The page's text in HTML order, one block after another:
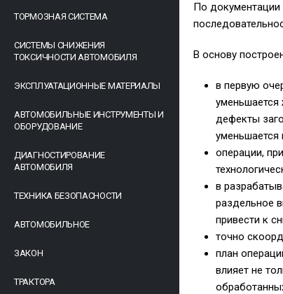
ТОРМОЗНАЯ СИСТЕМА
СИСТЕМЫ СНИЖЕНИЯ
ТОКСИЧНОСТИ АВТОМОБИЛЯ
ЭКСПЛУАТАЦИОННЫЕ МАТЕРИАЛЫ
АВТОМОБИЛЬНЫЕ ИНСТРУМЕНТЫ И
ОБОРУДОВАНИЕ
ДИАГНОСТИРОВАНИЕ
АВТОМОБИЛЯ
ТЕХНИКА БЕЗОПАСНОСТИ
АВТОМОБИЛЬНОЕ
ЗАКОН
ТРАКТОРА
По документации
В основу
в первую
уменьшается
дефекты
операции,
в
раздельное
привести к
точно
план
влияет не